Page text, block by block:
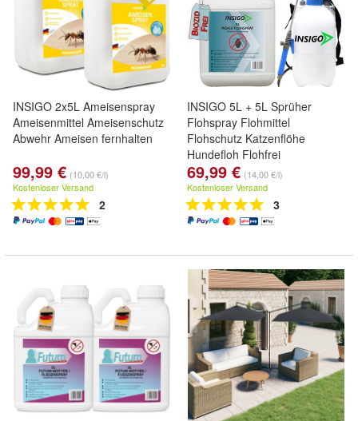
INSIGO 2x5L Ameisenspray
Ameisenmittel Ameisenschutz
Abwehr Ameisen fernhalten
99,99 € (10,00 €/l)
Kostenloser Versand
2
INSIGO 5L + 5L Sprüher
Flohspray Flohmittel
Flohschutz Katzenflöhe
Hundefloh Flohfrei
69,99 € (14,00 €/l)
Kostenloser Versand
3